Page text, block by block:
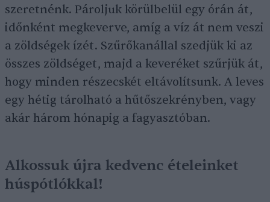
szeretnénk. Pároljuk körülbelül egy órán át,
időnként megkeverve, amíg a víz át nem veszi
a zöldségek ízét. Szűrőkanállal szedjük ki az
összes zöldséget, majd a keveréket szűrjük át,
hogy minden részecskét eltávolítsunk. A leves
egy hétig tárolható a hűtőszekrényben, vagy
akár három hónapig a fagyasztóban.
Alkossuk újra kedvenc ételeinket
húspótlókkal!